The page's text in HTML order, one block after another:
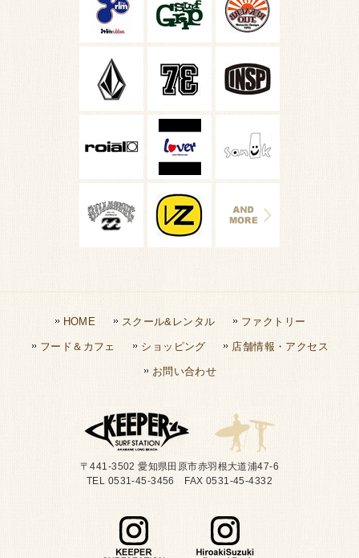
HOME スクール&レンタル ファクトリー
フード＆カフェ ショッピング 店舗情報・アクセス
お問い合わせ
〒441-3502 愛知県田原市赤羽根大道浦47-6
TEL 0531-45-3456 FAX 0531-45-4332